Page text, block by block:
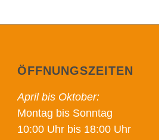
ÖFFNUNGSZEITEN
April bis Oktober:
Montag bis Sonntag
10:00 Uhr bis 18:00 Uhr